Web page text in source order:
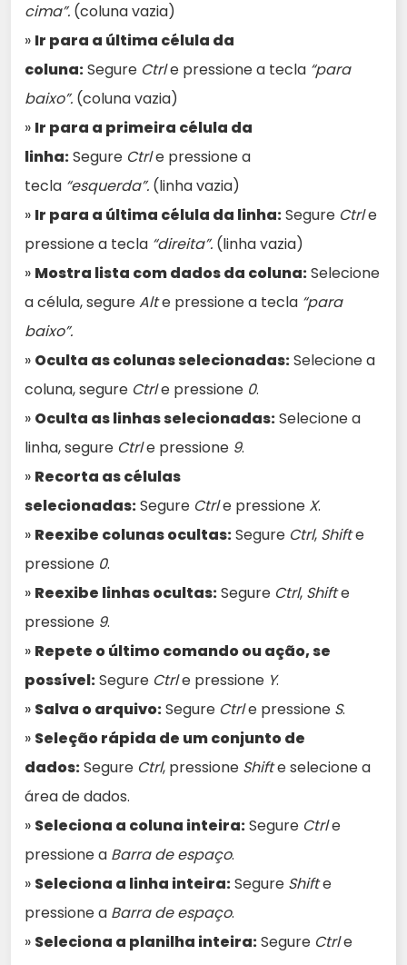
cima”. (coluna vazia)
» Ir para a última célula da
coluna:Segure Ctrle pressione a tecla “para
baixo”. (coluna vazia)
» Ir para a primeira célula da
linha:Segure Ctrle pressione a
tecla “esquerda”. (linha vazia)
» Ir para a última célula da linha:Segure Ctrle
pressione a tecla “direita”. (linha vazia)
» Mostra lista com dados da coluna:Selecione
a célula, segureAlte pressione a tecla “para
baixo”.
» Oculta as colunas selecionadas:Selecione a
coluna, segure Ctrle pressione 0.
» Oculta as linhas selecionadas:Selecione a
linha, segure Ctrle pressione 9.
» Recorta as células
selecionadas:Segure Ctrle pressione X.
» Reexibe colunas ocultas:Segure Ctrl, Shifte
pressione 0.
» Reexibe linhas ocultas:Segure Ctrl, Shifte
pressione 9.
» Repete o último comando ou ação, se
possível:Segure Ctrle pressione Y.
» Salva o arquivo:Segure Ctrle pressione S.
» Seleção rápida de um conjunto de
dados:Segure Ctrl, pressione Shifte selecione a
área de dados.
» Seleciona a coluna inteira:Segure Ctrle
pressione a Barra de espaço.
» Seleciona a linha inteira:Segure Shifte
pressione a Barra de espaço.
» Seleciona a planilha inteira:Segure Ctrle